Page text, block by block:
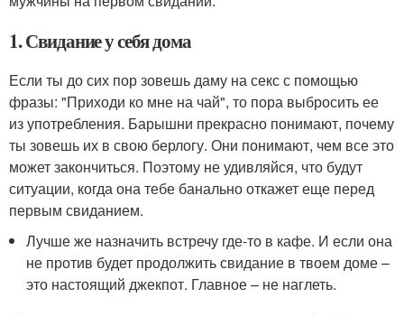
1. Свидание у себя дома
Если ты до сих пор зовешь даму на секс с помощью
фразы: "Приходи ко мне на чай", то пора выбросить ее
из употребления. Барышни прекрасно понимают, почему
ты зовешь их в свою берлогу. Они понимают, чем все это
может закончиться. Поэтому не удивляйся, что будут
ситуации, когда она тебе банально откажет еще перед
первым свиданием.
Лучше же назначить встречу где-то в кафе. И если она
не против будет продолжить свидание в твоем доме –
это настоящий джекпот. Главное – не наглеть.